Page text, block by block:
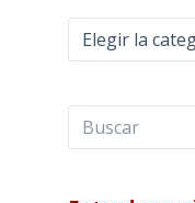
Categorías